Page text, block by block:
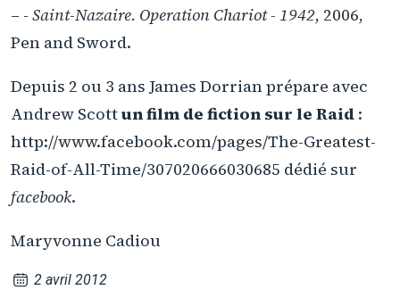
– - Saint-Nazaire. Operation Chariot - 1942, 2006,
Pen and Sword.
Depuis 2 ou 3 ans James Dorrian prépare avec
Andrew Scottun film de fiction sur le Raid :
http://www.facebook.com/pages/The-Greatest-
Raid-of-All-Time/307020666030685 dédié sur
facebook.
Maryvonne Cadiou
2 avril 2012